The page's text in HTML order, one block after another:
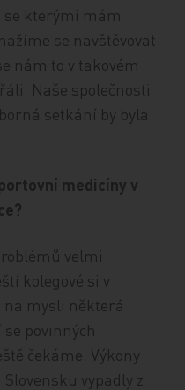
se kterými mám
se navštěvovat
nám to v takovém
Naše společnosti
setkání by byla
medicíny v
velmi
kolegové si v
na mysli některá
povinných
čekáme. Výkony
vypadly z